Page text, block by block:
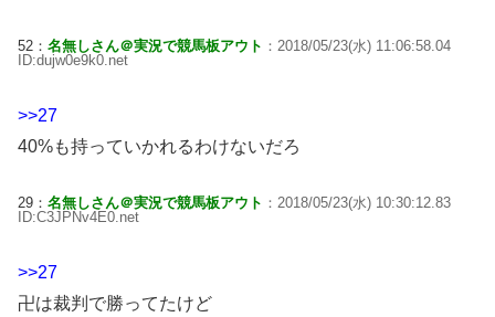
52： 名無しさん＠実況で競馬板アウト ：2018/05/23(水) 11:06:58.04
ID:dujw0e9k0.net
>>27
40%も持っていかれるわけないだろ
29： 名無しさん＠実況で競馬板アウト ：2018/05/23(水) 10:30:12.83
ID:C3JPNv4E0.net
>>27
卍は裁判で勝ってたけど